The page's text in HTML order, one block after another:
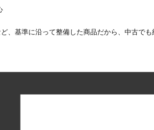
、基準に沿って整備した商品だから、中古で